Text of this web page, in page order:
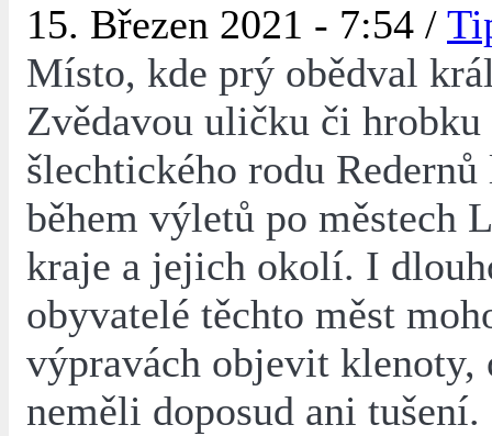
15. Březen 2021 - 7:54 /
Místo, kde prý obědval
Zvědavou uličku či hrobku
šlechtického rodu
během výletů po městech
kraje a jejich okolí. I
obyvatelé těchto měst
výpravách objevit klenoty,
neměli doposud ani tušení.